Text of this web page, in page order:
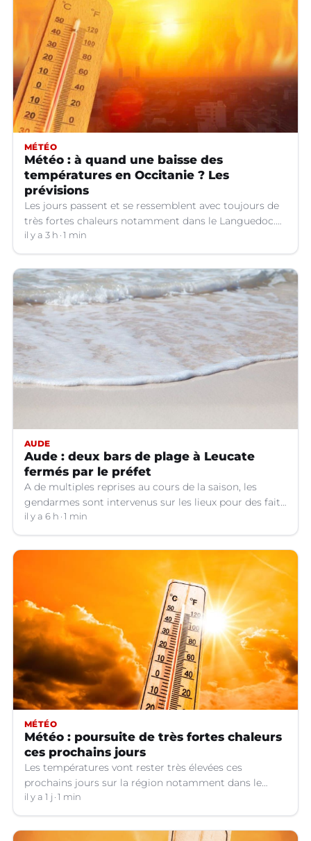
MÉTÉO
Météo : à quand une baisse des
températures en Occitanie ? Les
prévisions
Les jours passent et se ressemblent avec toujours de
très fortes chaleurs notamment dans le Languedoc.
Jusqu’à quand ?
il y a 3 h 1 min
AUDE
Aude : deux bars de plage à Leucate
fermés par le préfet
A de multiples reprises au cours de la saison, les
gendarmes sont intervenus sur les lieux pour des faits
de violences, de consommation d'alcool, de rixes, de
tapage, de stationnement...
il y a 6 h 1 min
MÉTÉO
Météo : poursuite de très fortes chaleurs
ces prochains jours
Les températures vont rester très élevées ces
prochains jours sur la région notamment dans le
Languedoc.
il y a 1 j 1 min